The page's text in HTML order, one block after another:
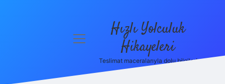
menüyü
Hızlı Yolculuk
Hikayeleri
Teslimat maceralarıyla dolu bilgiler!